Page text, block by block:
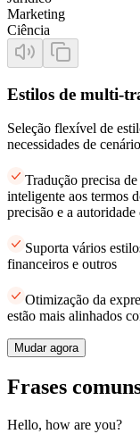
Marketing
Ciência
Estilos de multi-
Seleção flexível de
necessidades de cenário
Tradução precisa
inteligente aos termos
precisão e a autoridade
Suporta vários
financeiros e outros
Otimização da
estão mais alinhados
Mudar agora
Frases
Hello, how are you?